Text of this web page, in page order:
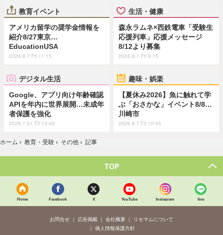
教育イベント
アメリカ留学の奨学金情報を
紹介8/27東京…
EducationUSA
2026.8.7 Fri 11:15
生活・健康
森永ラムネ×西鉄電車「受験生
応援列車」応援メッセージ
8/12より募集
2026.8.7 Fri 9:15
デジタル生活
Google、アプリ向け年齢確認
APIを年内に世界展開…未成年
者保護を強化
2026.7.31 Fri 13:45
趣味・娯楽
【夏休み2026】魚に触れて学
ぶ「おさかな」イベント8/8…
川崎市
2026.8.7 Fri 10:45
ホーム › 教育・受験 › その他 › 記事
TOP
Home Facebook X YouTube Instagram line
お問合せ 広告掲載 会社概要
リセマムについて
個人情報保護方針